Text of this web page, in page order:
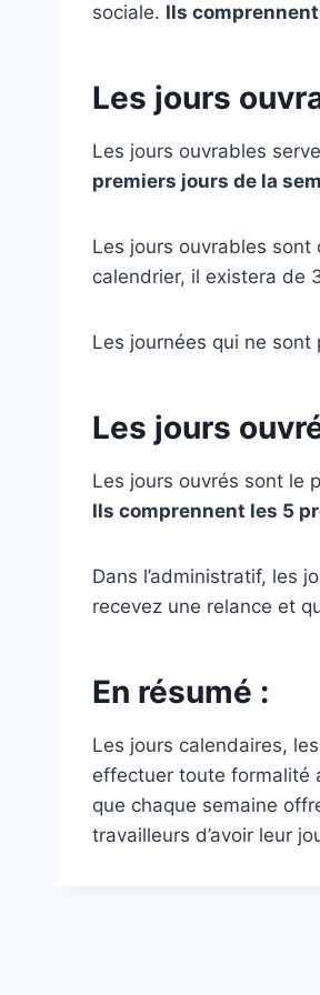
sociale. Ils
Les jours
Les jours ouvrables
premiers jours de la
Les jours ouvrables
calendrier, il existera de
Les journées qui ne
Les jours
Les jours ouvrés sont le
Ils comprennent les 5
Dans l’administratif, les
recevez une relance et
En résumé :
Les jours calendaires,
effectuer toute formalité
que chaque semaine
travailleurs d’avoir leur